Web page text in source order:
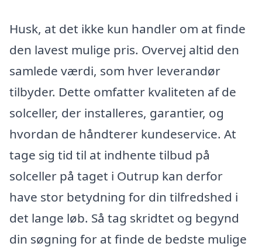
Husk, at det ikke kun handler om at finde
den lavest mulige pris. Overvej altid den
samlede værdi, som hver leverandør
tilbyder. Dette omfatter kvaliteten af de
solceller, der installeres, garantier, og
hvordan de håndterer kundeservice. At
tage sig tid til at indhente tilbud på
solceller på taget i Outrup kan derfor
have stor betydning for din tilfredshed i
det lange løb. Så tag skridtet og begynd
din søgning for at finde de bedste mulige